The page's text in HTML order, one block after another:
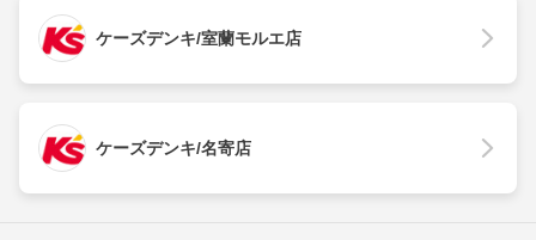
ケーズデンキ/室蘭モルエ店
ケーズデンキ/名寄店